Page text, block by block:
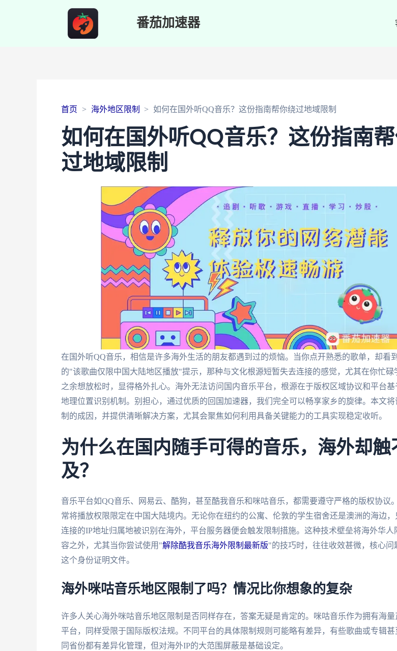
番茄加速器
首页 海外地区限制 如何在国外听QQ音乐？这份指南帮你绕过地域限制
如何在国外听QQ音乐？这份指南
过地域限制
在国外听QQ音乐，相信是许多海外生活的朋友都遇到过的烦恼。当你点开熟悉的歌单，却看
的"该歌曲仅限中国大陆地区播放"提示，那种与文化根源短暂失去连接的感觉，尤其在你忙碌
之余想放松时，显得格外扎心。海外无法访问国内音乐平台，根源在于版权区域协议和平台基
地理位置识别机制。别担心，通过优质的回国加速器，我们完全可以畅享家乡的旋律。本文将
制的成因，并提供清晰解决方案，尤其会聚焦如何利用具备关键能力的工具实现稳定收听。
为什么在国内随手可得的音乐，海外却触
及？
音乐平台如QQ音乐、网易云、酷狗，甚至酷我音乐和咪咕音乐，都需要遵守严格的版权协议
常将播放权限限定在中国大陆境内。无论你在纽约的公寓、伦敦的学生宿舍还是澳洲的海边
连接的IP地址归属地被识别在海外，平台服务器便会触发限制措施。这种技术壁垒将海外华人
容之外，尤其当你尝试使用"解除酷我音乐海外限制最新版"的技巧时，往往收效甚微，核心问
这个身份证明文件。
海外咪咕音乐地区限制了吗？情况比你想象的复杂
许多人关心海外咪咕音乐地区限制是否同样存在，答案无疑是肯定的。咪咕音乐作为拥有海量
平台，同样受限于国际版权法规。不同平台的具体限制规则可能略有差异，有些歌曲或专辑甚
同省份都有差异化管理，但对海外IP的大范围屏蔽是基础设定。